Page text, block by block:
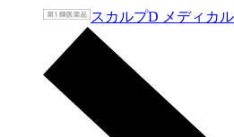
スカルプD メディカル